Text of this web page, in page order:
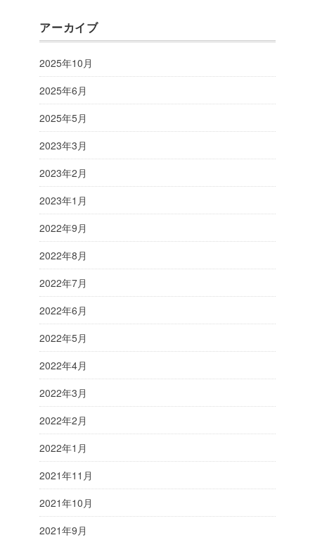
アーカイブ
2025年10月
2025年6月
2025年5月
2023年3月
2023年2月
2023年1月
2022年9月
2022年8月
2022年7月
2022年6月
2022年5月
2022年4月
2022年3月
2022年2月
2022年1月
2021年11月
2021年10月
2021年9月